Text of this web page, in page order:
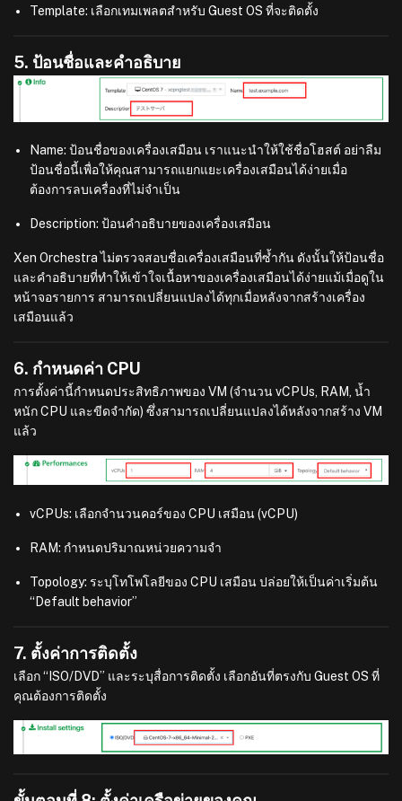
Template: เลือกเทมเพลตสำหรับ Guest OS ที่จะติดตั้ง
5. ป้อนชื่อและคำอธิบาย
Name: ป้อนชื่อของเครื่องเสมือน เราแนะนำให้ใช้ชื่อโฮสต์ อย่าลืม
ป้อนชื่อนี้เพื่อให้คุณสามารถแยกแยะเครื่องเสมือนได้ง่ายเมื่อ
ต้องการลบเครื่องที่ไม่จำเป็น
Description: ป้อนคำอธิบายของเครื่องเสมือน
Xen Orchestra ไม่ตรวจสอบชื่อเครื่องเสมือนที่ซ้ำกัน ดังนั้นให้ป้อนชื่อ
และคำอธิบายที่ทำให้เข้าใจเนื้อหาของเครื่องเสมือนได้ง่ายแม้เมื่อดูใน
หน้าจอรายการ สามารถเปลี่ยนแปลงได้ทุกเมื่อหลังจากสร้างเครื่อง
เสมือนแล้ว
6. กำหนดค่า CPU
การตั้งค่านี้กำหนดประสิทธิภาพของ VM (จำนวน vCPUs, RAM, น้ำ
หนัก CPU และขีดจำกัด) ซึ่งสามารถเปลี่ยนแปลงได้หลังจากสร้าง VM
แล้ว
vCPUs: เลือกจำนวนคอร์ของ CPU เสมือน (vCPU)
RAM: กำหนดปริมาณหน่วยความจำ
Topology: ระบุโทโพโลยีของ CPU เสมือน ปล่อยให้เป็นค่าเริ่มต้น
“Default behavior”
7. ตั้งค่าการติดตั้ง
เลือก “ISO/DVD” และระบุสื่อการติดตั้ง เลือกอันที่ตรงกับ Guest OS ที่
คุณต้องการติดตั้ง